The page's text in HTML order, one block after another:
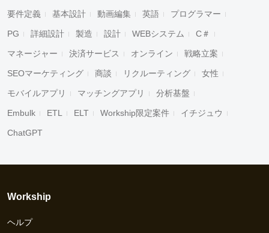
要件定義 基本設計 動画編集 英語 プログラマー
PG 詳細設計 製造 設計 WEBシステム C＃
マネージャー 決済サービス オンライン 戦略立案
SEOマーケティング 商談 リクルーティング 女性
モバイルアプリ マッチングアプリ 分析基盤
Embulk ETL ELT Workship限定案件 イチジュウ
ChatGPT
Workship
ヘルプ